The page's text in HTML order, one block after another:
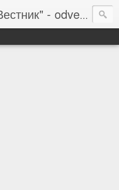
Блог газеты "Одесский Вестник" - odvestnik.com.ua, odvestnik.com